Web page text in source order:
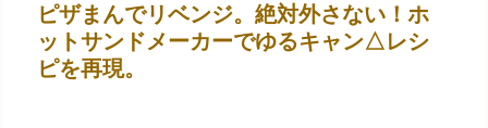
ピザまんでリベンジ。絶対外さない！ホ
ットサンドメーカーでゆるキャン△レシ
ピを再現。